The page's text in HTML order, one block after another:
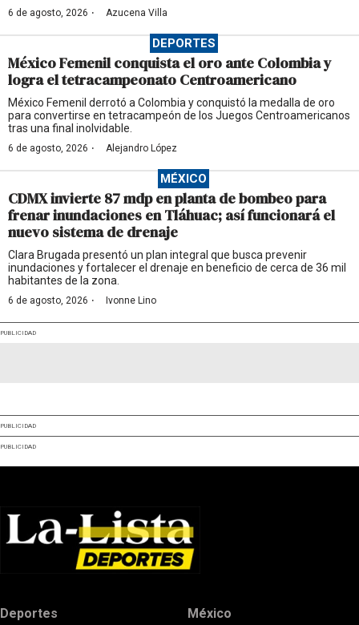
6 de agosto, 2026 · Azucena Villa
DEPORTES
México Femenil conquista el oro ante Colombia y
logra el tetracampeonato Centroamericano
México Femenil derrotó a Colombia y conquistó la medalla de oro
para convertirse en tetracampeón de los Juegos Centroamericanos
tras una final inolvidable.
6 de agosto, 2026 · Alejandro López
MÉXICO
CDMX invierte 87 mdp en planta de bombeo para
frenar inundaciones en Tláhuac; así funcionará el
nuevo sistema de drenaje
Clara Brugada presentó un plan integral que busca prevenir
inundaciones y fortalecer el drenaje en beneficio de cerca de 36 mil
habitantes de la zona.
6 de agosto, 2026 · Ivonne Lino
PUBLICIDAD
PUBLICIDAD
PUBLICIDAD
Deportes México